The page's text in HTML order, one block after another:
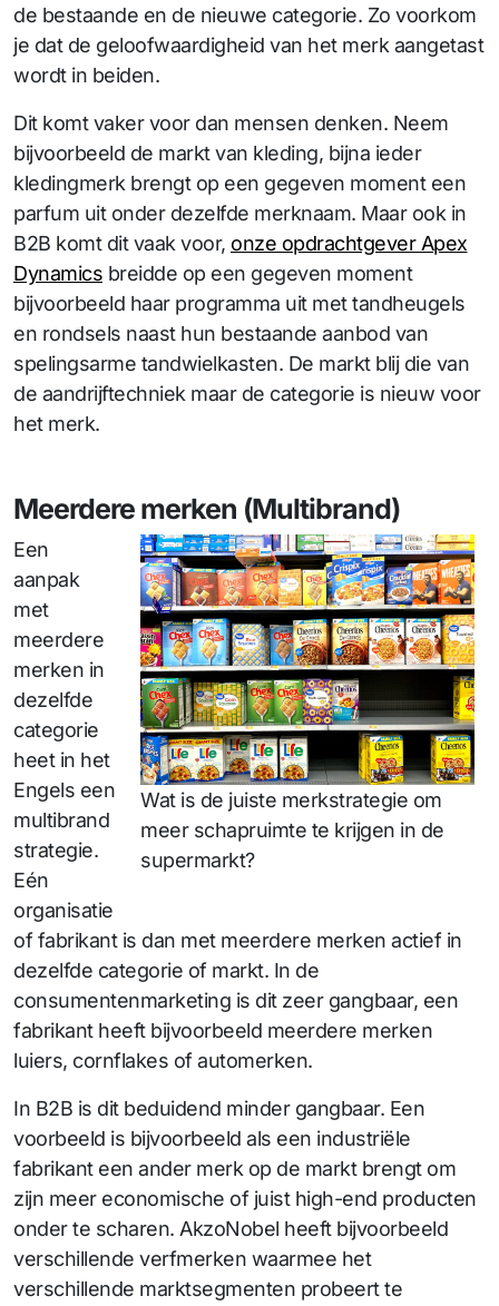
de bestaande en de nieuwe categorie. Zo voorkom
je dat de geloofwaardigheid van het merk aangetast
wordt in beiden.
Dit komt vaker voor dan mensen denken. Neem
bijvoorbeeld de markt van kleding, bijna ieder
kledingmerk brengt op een gegeven moment een
parfum uit onder dezelfde merknaam. Maar ook in
B2B komt dit vaak voor, onze opdrachtgever Apex
Dynamics breidde op een gegeven moment
bijvoorbeeld haar programma uit met tandheugels
en rondsels naast hun bestaande aanbod van
spelingsarme tandwielkasten. De markt blij die van
de aandrijftechniek maar de categorie is nieuw voor
het merk.
Meerdere merken (Multibrand)
Wat is de juiste merkstrategie om
meer schapruimte te krijgen in de
supermarkt?
Een
aanpak
met
meerdere
merken in
dezelfde
categorie
heet in het
Engels een
multibrand
strategie.
Eén
organisatie
of fabrikant is dan met meerdere merken actief in
dezelfde categorie of markt. In de
consumentenmarketing is dit zeer gangbaar, een
fabrikant heeft bijvoorbeeld meerdere merken
luiers, cornflakes of automerken.
In B2B is dit beduidend minder gangbaar. Een
voorbeeld is bijvoorbeeld als een industriële
fabrikant een ander merk op de markt brengt om
zijn meer economische of juist high-end producten
onder te scharen. AkzoNobel heeft bijvoorbeeld
verschillende verfmerken waarmee het
verschillende marktsegmenten probeert te